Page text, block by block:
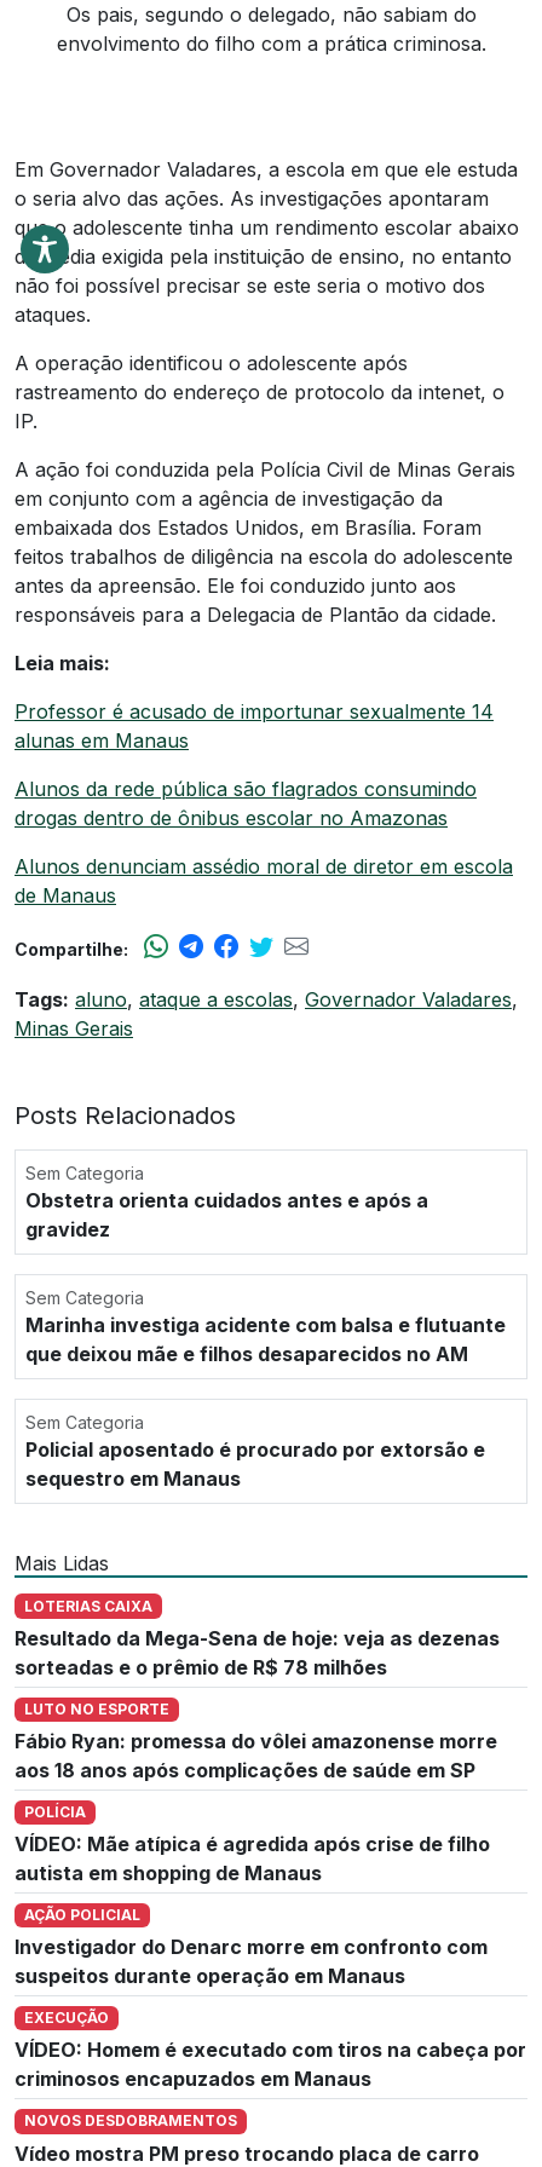
Os pais, segundo o delegado, não sabiam do
envolvimento do filho com a prática criminosa.
Em Governador Valadares, a escola em que ele estuda
o seria alvo das ações. As investigações apontaram
que o adolescente tinha um rendimento escolar abaixo
da média exigida pela instituição de ensino, no entanto
não foi possível precisar se este seria o motivo dos
ataques.
A operação identificou o adolescente após
rastreamento do endereço de protocolo da intenet, o
IP.
A ação foi conduzida pela Polícia Civil de Minas Gerais
em conjunto com a agência de investigação da
embaixada dos Estados Unidos, em Brasília. Foram
feitos trabalhos de diligência na escola do adolescente
antes da apreensão. Ele foi conduzido junto aos
responsáveis para a Delegacia de Plantão da cidade.
Leia mais:
Professor é acusado de importunar sexualmente 14
alunas em Manaus
Alunos da rede pública são flagrados consumindo
drogas dentro de ônibus escolar no Amazonas
Alunos denunciam assédio moral de diretor em escola
de Manaus
Compartilhe:
Tags: aluno, ataque a escolas, Governador Valadares,
Minas Gerais
Posts Relacionados
Sem Categoria
Obstetra orienta cuidados antes e após a
gravidez
Sem Categoria
Marinha investiga acidente com balsa e flutuante
que deixou mãe e filhos desaparecidos no AM
Sem Categoria
Policial aposentado é procurado por extorsão e
sequestro em Manaus
Mais Lidas
LOTERIAS CAIXA
Resultado da Mega-Sena de hoje: veja as dezenas
sorteadas e o prêmio de R$ 78 milhões
LUTO NO ESPORTE
Fábio Ryan: promessa do vôlei amazonense morre
aos 18 anos após complicações de saúde em SP
POLÍCIA
VÍDEO: Mãe atípica é agredida após crise de filho
autista em shopping de Manaus
AÇÃO POLICIAL
Investigador do Denarc morre em confronto com
suspeitos durante operação em Manaus
EXECUÇÃO
VÍDEO: Homem é executado com tiros na cabeça por
criminosos encapuzados em Manaus
NOVOS DESDOBRAMENTOS
Vídeo mostra PM preso trocando placa de carro